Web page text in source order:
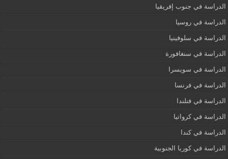
الدراسة في جنوب إفريقيا
الدراسة في روسيا
الدراسة في سلوفينيا
الدراسة في سنغافورة
الدراسة في سويسرا
الدراسة في فرنسا
الدراسة في فنلندا
الدراسة في كرواتيا
الدراسة في كندا
الدراسة في كوريا الجنوبية